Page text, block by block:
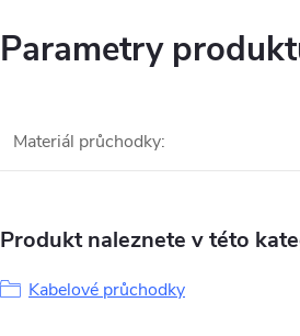
Parametry
Materiál průchodky:
Produkt naleznete v této
Kabelové průchodky